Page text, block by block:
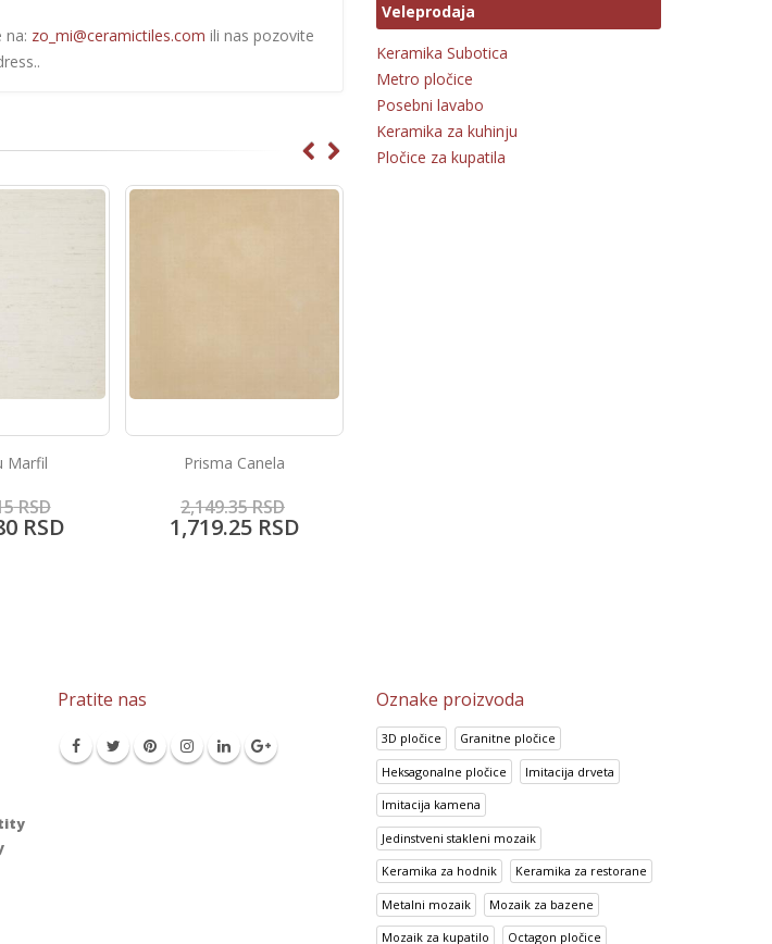
na: zo_mi@ceramictiles.com ili nas pozovite
Marfil
RSD
RSD
Prisma Canela
2,149.35RSD
1,719.25RSD
Veleprodaja
Keramika Subotica
Metro pločice
Posebni lavabo
Keramika za kuhinju
Pločice za kupatila
Pratite nas Oznake proizvoda
3D pločice Granitne pločice
Heksagonalne pločice Imitacija drveta
Imitacija kamena
Jedinstveni stakleni mozaik
Keramika za hodnik Keramika za restorane
Metalni mozaik Mozaik za bazene
Mozaik za kupatilo Octagon pločice